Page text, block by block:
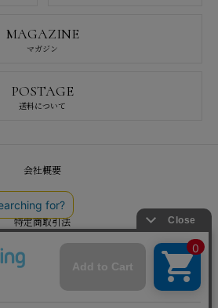
MAGAZINE
マガジン
POSTAGE
送料について
会社概要
採用情報
特定商取引法
プライバシーポリシー